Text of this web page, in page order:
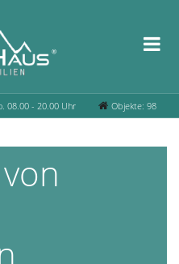
08.00 - 20.00 Uhr Objekte: 98